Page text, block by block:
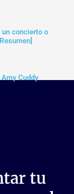
concierto o
Cuddy
tu